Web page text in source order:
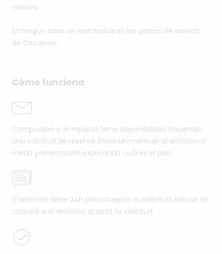
reserva.
En ningún caso se reembolsaran los gastos de servicio
de Cocopool.
Cómo funciona
Comprueba si el espacio tiene disponibilidad haciendo
una solicitud de reserva. Envía un mensaje al anfitrión a
modo presentación explicando cuál es el plan.
El anfitrión tiene 24h para aceptar tu solicitud, solo se te
cobrará si el anfitrión acepta tu solicitud.